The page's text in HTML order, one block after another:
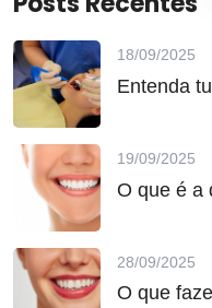
18/09/2025
Entenda
19/09/2025
O que é a
28/09/2025
O que